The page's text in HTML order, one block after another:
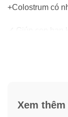
+Colostrum có
Giúp giảm
6 chủng vi
Xem